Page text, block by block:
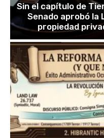
Sin el capítulo de
Senado aprobó la
propiedad